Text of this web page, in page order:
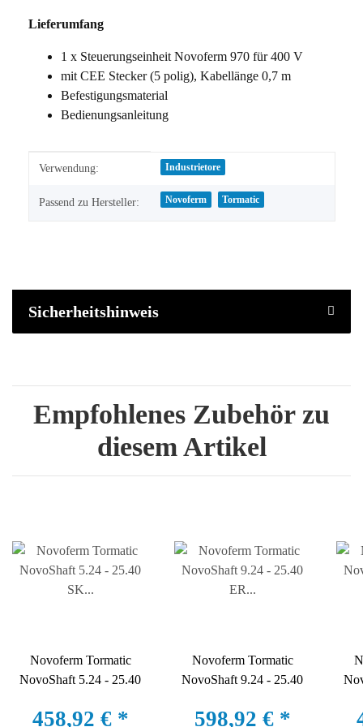
Lieferumfang
1 x Steuerungseinheit Novoferm 970 für 400 V
mit CEE Stecker (5 polig), Kabellänge 0,7 m
Befestigungsmaterial
Bedienungsanleitung
Produkteigenschaft
Wert
Verwendung: Industrietore
Passend zu Hersteller: Novoferm Tormatic
Sicherheitshinweis
Empfohlenes Zubehör zu
diesem Artikel
Novoferm Tormatic
NovoShaft 5.24 - 25.40
458,92 € *
Novoferm Tormatic
NovoShaft 9.24 - 25.40
598,92 € *